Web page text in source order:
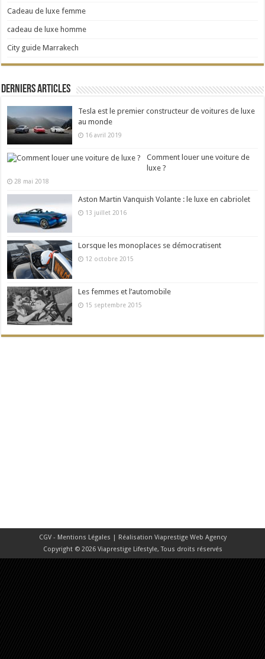
Cadeau de luxe femme
cadeau de luxe homme
City guide Marrakech
Derniers articles
Tesla est le premier constructeur de voitures de luxe
au monde
16 avril 2019
Comment louer une voiture de
luxe ?
28 mai 2018
Aston Martin Vanquish Volante : le luxe en cabriolet
13 juillet 2016
Lorsque les monoplaces se démocratisent
12 octobre 2015
Les femmes et l’automobile
15 septembre 2015
CGV - Mentions Légales | Réalisation Viaprestige Web Agency
Copyright © 2026 Viaprestige Lifestyle, Tous droits réservés